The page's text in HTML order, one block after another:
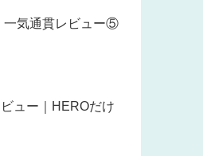
一気通貫レビュー⑤
ュー｜HEROだけ